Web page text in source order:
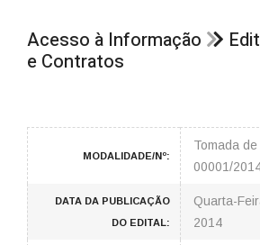
Acesso à Informação
e Contratos
MODALIDADE/Nº:
Tomada
00001/
DATA DA PUBLICAÇÃO
DO EDITAL:
Quarta-
2014